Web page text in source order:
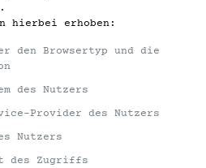
hierbei erhoben:
den Browsertyp und die
des Nutzers
Provider des Nutzers
Nutzers
des Zugriffs